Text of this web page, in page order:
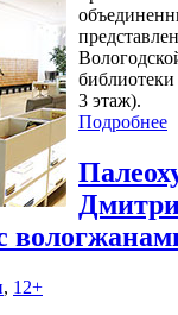
3 этаж).
Подробнее
, 12+